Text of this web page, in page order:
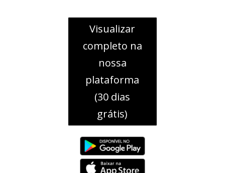
Visualizar
completo na
nossa
plataforma
(30 dias
grátis)